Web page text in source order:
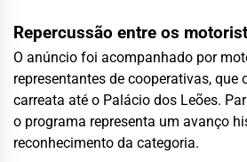
Repercussão entre os
O anúncio foi acompanhado por
representantes de cooperativas, que
carreata até o Palácio dos Leões.
o programa representa um avanço
reconhecimento da categoria.